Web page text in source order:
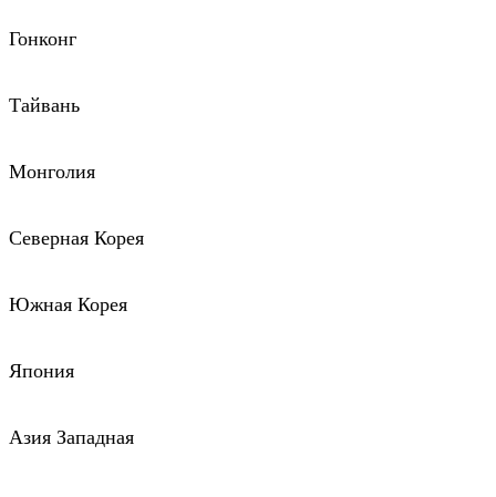
Гонконг
Тайвань
Монголия
Северная Корея
Южная Корея
Япония
Азия Западная